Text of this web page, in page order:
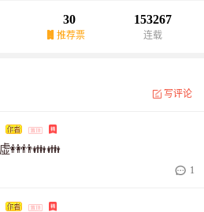
30
推荐票
153267
连载
写评论
👭👬👪👪
1